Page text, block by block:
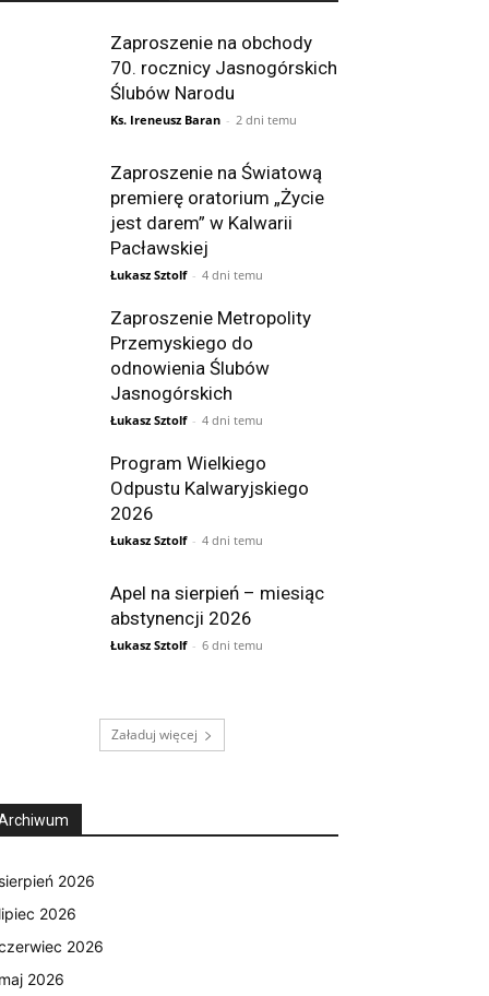
Zaproszenie na obchody
70. rocznicy Jasnogórskich
Ślubów Narodu
Ks. Ireneusz Baran - 2 dni temu
Zaproszenie na Światową
premierę oratorium „Życie
jest darem” w Kalwarii
Pacławskiej
Łukasz Sztolf - 4 dni temu
Zaproszenie Metropolity
Przemyskiego do
odnowienia Ślubów
Jasnogórskich
Łukasz Sztolf - 4 dni temu
Program Wielkiego
Odpustu Kalwaryjskiego
2026
Łukasz Sztolf - 4 dni temu
Apel na sierpień – miesiąc
abstynencji 2026
Łukasz Sztolf - 6 dni temu
Załaduj więcej
sierpień 2026
lipiec 2026
2026
maj 2026